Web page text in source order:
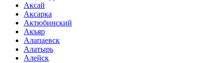
Аксай
Аксарка
Актюбинский
Акъяр
Алапаевск
Алатырь
Алейск